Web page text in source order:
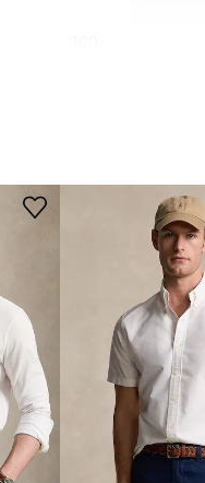
Ralph Lauren